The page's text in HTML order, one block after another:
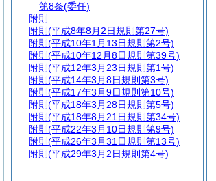
第8条(委任)
附則
附則 (平成8年8月2日規則第27号)
附則 (平成10年1月13日規則第2号)
附則 (平成10年12月8日規則第39号)
附則 (平成12年3月23日規則第1号)
附則 (平成14年3月8日規則第3号)
附則 (平成17年3月9日規則第10号)
附則 (平成18年3月28日規則第5号)
附則 (平成18年8月21日規則第34号)
附則 (平成22年3月10日規則第9号)
附則 (平成26年3月31日規則第13号)
附則 (平成29年3月2日規則第4号)